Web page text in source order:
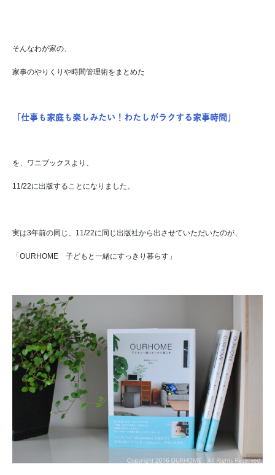
そんなわが家の、
家事のやりくりや時間管理術をまとめた
「仕事も家庭も楽しみたい！わたしがラクする家事時間」
を、ワニブックスより、
11/22に出版することになりました。
実は3年前の同じ、11/22に同じ出版社から出させていただいたのが、
「OURHOME 子どもと一緒にすっきり暮らす」